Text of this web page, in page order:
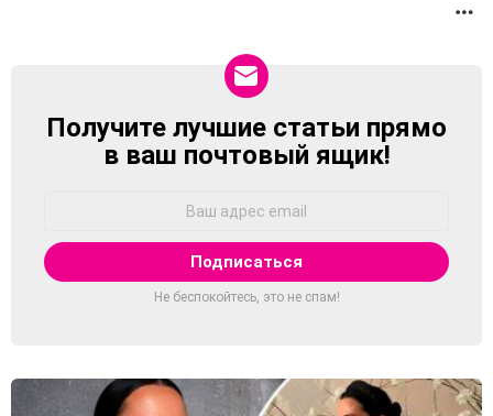
NEWSLETTER
Получите лучшие статьи прямо
в ваш почтовый ящик!
Не беспокойтесь, это не спам!